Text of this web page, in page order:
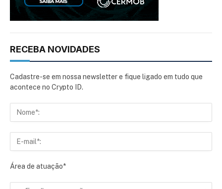
RECEBA NOVIDADES
Cadastre-se em nossa newsletter e fique ligado em tudo que
acontece no Crypto ID.
Área de atuação*